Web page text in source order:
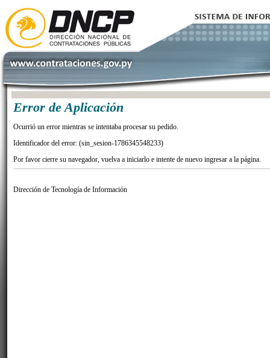
Error de Aplicación
Ocurrió un error mientras se intentaba procesar su pedido.
Identificador del error: (sin_sesion-1786345548233)
Por favor cierre su navegador, vuelva a iniciarlo e intente de nuevo ingresar a la página.
Dirección de Tecnología de Información